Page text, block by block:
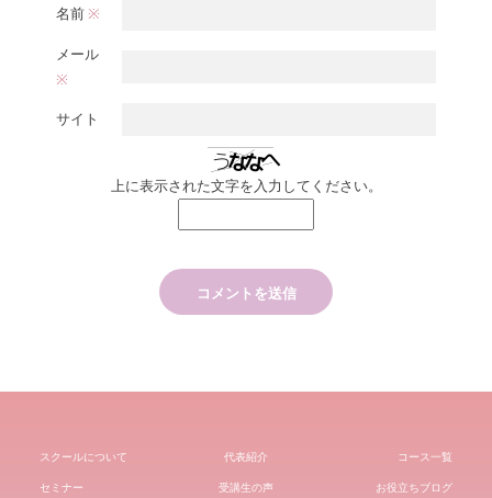
名前 ※
メール
※
サイト
上に表示された文字を入力してください。
スクールについて 代表紹介
コース一覧
セミナー
受講生の声 お役立ちブログ